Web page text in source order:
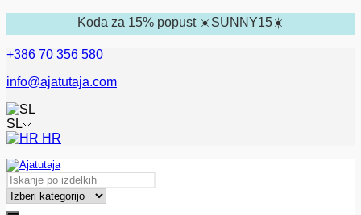
Koda za 15% popust ☀️SUNNY15☀️
+386 70 356 580
info@ajatutaja.com
SL
HR